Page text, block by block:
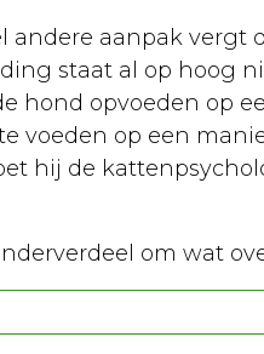
andere aanpak vergt
staat al op hoog
hond opvoeden op
voeden op een
hij de
om wat